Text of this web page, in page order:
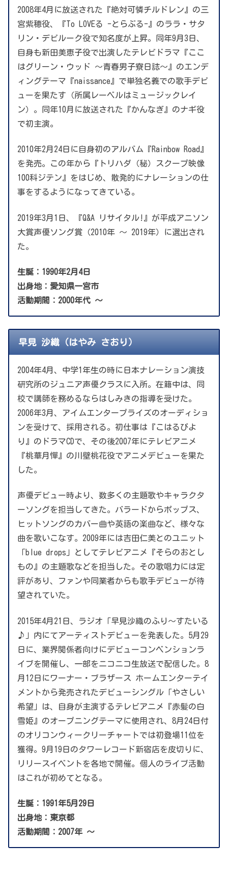
2008年4月に放送された『絶対可憐チルドレン』の三
宮紫穂役、『To LOVEる -とらぶる-』のララ・サタ
リン・デビルーク役で知名度が上昇。同年9月3日、
自身も新田美恵子役で出演したテレビドラマ『ここ
はグリーン・ウッド 〜青春男子寮日誌〜』のエンデ
ィングテーマ『naissance』で単独名義での歌手デビ
ューを果たす（所属レーベルはミュージックレイ
ン）。同年10月に放送された『かんなぎ』のナギ役
で初主演。
2010年2月24日に自身初のアルバム『Rainbow Road』
を発売。この年から『トリハダ（秘）スクープ映像
100科ジテン』をはじめ、散発的にナレーションの仕
事をするようになってきている。
2019年3月1日、『Q&A リサイタル!』が平成アニソン
大賞声優ソング賞（2010年 〜 2019年）に選出され
た。
生誕：1990年2月4日
出身地：愛知県一宮市
活動期間：2000年代 〜
早見 沙織（はやみ さおり）
2004年4月、中学1年生の時に日本ナレーション演技
研究所のジュニア声優クラスに入所。在籍中は、同
校で講師を務めるならはしみきの指導を受けた。
2006年3月、アイムエンタープライズのオーディショ
ンを受けて、採用される。初仕事は『こはるびよ
り』のドラマCDで、その後2007年にテレビアニメ
『桃華月憚』の川壁桃花役でアニメデビューを果た
した。
声優デビュー時より、数多くの主題歌やキャラクタ
ーソングを担当してきた。バラードからポップス、
ヒットソングのカバー曲や英語の楽曲など、様々な
曲を歌いこなす。2009年には吉田仁美とのユニット
「blue drops」としてテレビアニメ『そらのおとし
もの』の主題歌などを担当した。その歌唱力には定
評があり、ファンや同業者からも歌手デビューが待
望されていた。
2015年4月21日、ラジオ「早見沙織のふり〜すたいる
♪」内にてアーティストデビューを発表した。5月29
日に、業界関係者向けにデビューコンベンションラ
イブを開催し、一部をニコニコ生放送で配信した。8
月12日にワーナー・ブラザース ホームエンターテイ
メントから発売されたデビューシングル「やさしい
希望」は、自身が主演するテレビアニメ『赤髪の白
雪姫』のオープニングテーマに使用され、8月24日付
のオリコンウィークリーチャートでは初登場11位を
獲得。9月19日のタワーレコード新宿店を皮切りに、
リリースイベントを各地で開催。個人のライブ活動
はこれが初めてとなる。
生誕：1991年5月29日
出身地：東京都
活動期間：2007年 〜